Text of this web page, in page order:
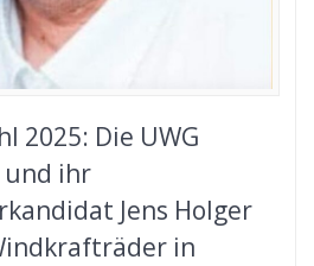
2025: Die UWG
und ihr
Jens Holger
in